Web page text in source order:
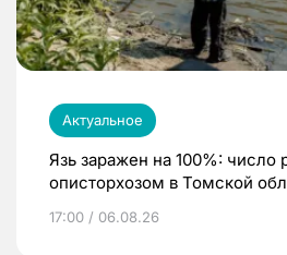
Актуальное
Язь заражен на 100%: число
описторхозом в Томской
17:00 / 06.08.26